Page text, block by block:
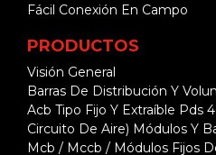
Fácil Conexión En Campo
PRODUCTOS
Visión General
Barras De Distribución Y
Acb Tipo Fijo Y Extraíble Pds
Circuito De Aire) Módulos Y
Mcb / Mccb / Módulos Fijos